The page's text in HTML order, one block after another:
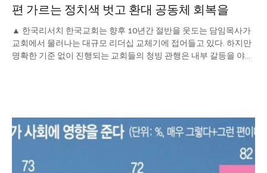
편 가르는 정치색 벗고 환대 공동체 회복을
▲ 한국리서치 한국교회는 향후 10년간 절반을 웃도는 담임목사가
교회에서 물러나는 대규모 리더십 교체기에 접어들고 있다. 하지만
명확한 기준 없이 진행되는 교회들의 청빙 관행은 내부 갈등을 야기
회가 풀어야 할 핵심 과제를 짚어보고 환대의 공동체로 나아갈 희망
을 그려갈 예정이다. “보라 내가 새 일을 행하리니 이제 나타낼 것이
라 너희가 그것을 알지 못하겠느냐 반드시 내가 광야에 길을 사막에
강을 내리니.”(사 43:19) ‘79%’. 한국교회가 신뢰를 잃었다고 답한
비율이다. 같은 질문에 신뢰를 잃지 않았다고 답한 응답자는 18%에